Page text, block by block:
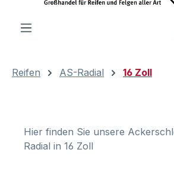
Reifen AS-Radial 16 Zoll
Hier finden Sie unsere
Radial in 16 Zoll